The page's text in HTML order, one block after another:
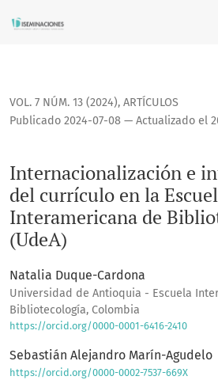
Internacionalización e
VOL. 7 NÚM. 13 (2024), ARTÍCULOS
Internacionalización e
del currículo en la
Interamericana de
(UdeA)
Publicado 2024-07-08 — Actualizado el
Natalia Duque-Cardona
Universidad de Antioquia - Escuela
Bibliotecología, Colombia
https://orcid.org/0000-0001-6416-2410
Sebastián Alejandro Marín-Agudelo
https://orcid.org/0000-0002-7537-669X